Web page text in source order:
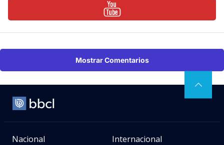
Mostrar Comentarios
Nacional Internacional